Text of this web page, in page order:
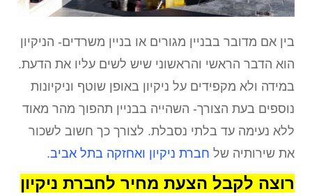
בין אם מדובר בבניין מגורים או בניין משרדים- הניקיון
הוא הדבר הראשי והראשוני שיש לשים עליו את הדעת.
במידה ולא מקפידים על ניקיון באופן שוטף וניקיונות
נוספים בעת הצורך- השהייה בבניין תהפוך מהר מאוד
ללא נעימה עד בלתי נסבלת. לצורך כך חשוב לשכור
את שירותיה של חברת ניקיון ואחזקה בתל אביב.
רוצה לקבל הצעת מחיר לחברת ניקיון